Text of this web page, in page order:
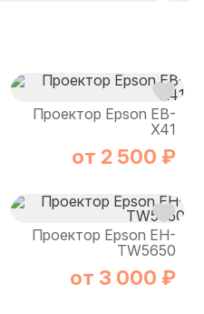
Проектор Epson EB-
X41
от 2 500 ₽
Проектор Epson EH-
TW5650
от 3 000 ₽